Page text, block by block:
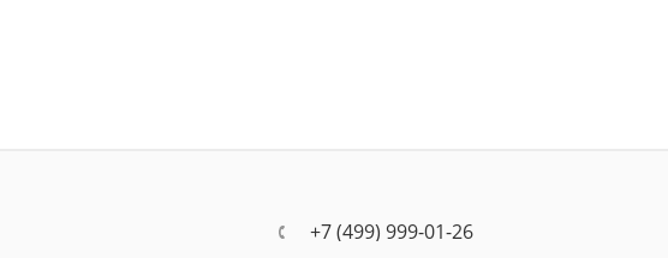
+7 (499) 999-01-26